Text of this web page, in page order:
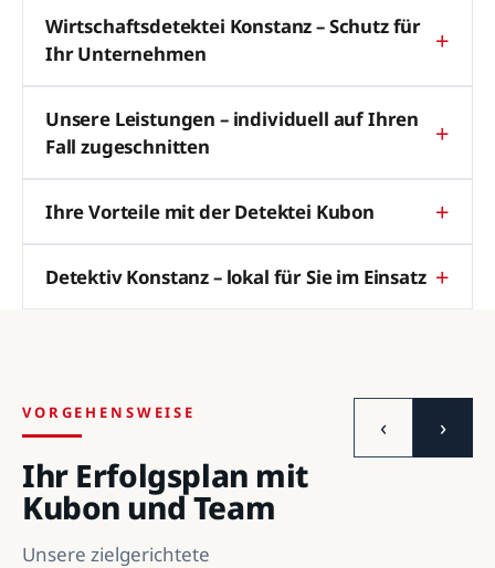
Wirtschaftsdetektei Konstanz – Schutz für
Ihr Unternehmen
Unsere Leistungen – individuell auf Ihren
Fall zugeschnitten
Ihre Vorteile mit der Detektei Kubon
Detektiv Konstanz – lokal für Sie im Einsatz
VORGEHENSWEISE
Ihr Erfolgsplan mit
Kubon und Team
Unsere zielgerichtete
‹ ›